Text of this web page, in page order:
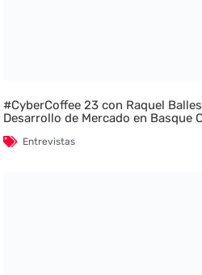
#CyberCoffee 23 con Raquel
Desarrollo de Mercado en Basque
Entrevistas